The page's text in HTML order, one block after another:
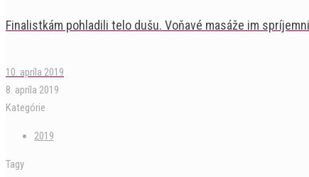
Finalistkám pohladili telo dušu. Voňavé masáže im
10. apríla 2019
8. apríla 2019
Kategórie
2019
Tagy